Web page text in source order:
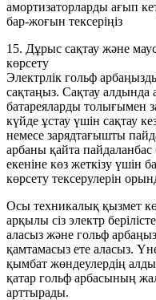
амортизаторларды ағып
бар-жоғын тексеріңіз
15. Дұрыс сақтау және
көрсету
Электрлік гольф
сақтаңыз. Сақтау алдында
батареяларды толығымен
күйде ұстау үшін сақтау
немесе зарядтағышты
арбаны қайта
екеніне көз жеткізу үшін
көрсету тексерулерін
Осы техникалық қызмет
арқылы сіз электр
аласыз және гольф
қамтамасыз ете аласыз.
қымбат жөндеулердің
қатар гольф арбасының
арттырады.